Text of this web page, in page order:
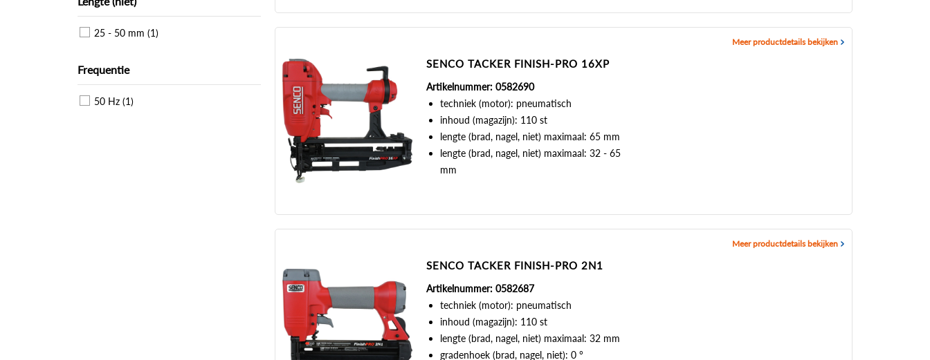
25 - 50 mm (1)
Frequentie
50 Hz (1)
SENCO TACKER FINISH-PRO 16XP
Artikelnummer: 0582690
techniek (motor): pneumatisch
inhoud (magazijn): 110 st
lengte (brad, nagel, niet) maximaal: 65 mm
lengte (brad, nagel, niet) maximaal: 32 - 65
mm
Meer productdetails bekijken
SENCO TACKER FINISH-PRO 2N1
Artikelnummer: 0582687
techniek (motor): pneumatisch
inhoud (magazijn): 110 st
lengte (brad, nagel, niet) maximaal: 32 mm
gradenhoek (brad, nagel, niet): 0 °
Meer productdetails bekijken